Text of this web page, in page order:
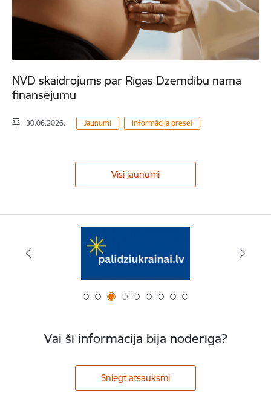
NVD skaidrojums par Rīgas Dzemdību nama
finansējumu
30.06.2026. Jaunumi Informācija presei
Visi jaunumi
Vai šī informācija bija noderīga?
Sniegt atsauksmi